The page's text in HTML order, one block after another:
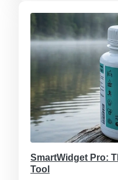
SmartWidget Pro:
Tool